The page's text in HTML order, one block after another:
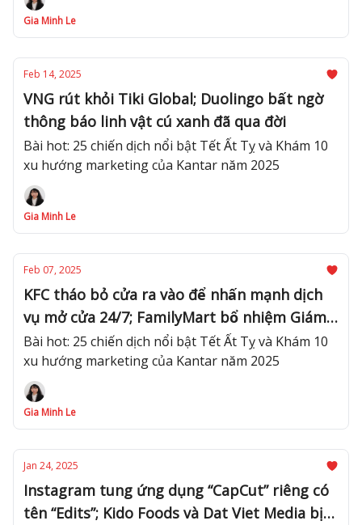
Gia Minh Le
Feb 14, 2025
VNG rút khỏi Tiki Global; Duolingo bất ngờ
thông báo linh vật cú xanh đã qua đời
Bài hot: 25 chiến dịch nổi bật Tết Ất Tỵ và Khám 10
xu hướng marketing của Kantar năm 2025
Gia Minh Le
Feb 07, 2025
KFC tháo bỏ cửa ra vào để nhấn mạnh dịch
vụ mở cửa 24/7; FamilyMart bổ nhiệm Giám
Đốc Sáng Tạo mới
Bài hot: 25 chiến dịch nổi bật Tết Ất Tỵ và Khám 10
xu hướng marketing của Kantar năm 2025
Gia Minh Le
Jan 24, 2025
Instagram tung ứng dụng “CapCut” riêng có
tên “Edits”; Kido Foods và Dat Viet Media bị